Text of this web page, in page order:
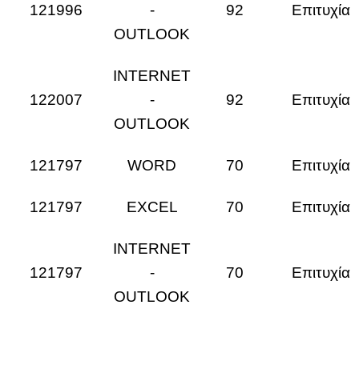
121996
-
OUTLOOK
92 Επιτυχία
122007
INTERNET
-
OUTLOOK
92 Επιτυχία
121797 WORD 70 Επιτυχία
121797 EXCEL 70 Επιτυχία
121797
INTERNET
-
OUTLOOK
70 Επιτυχία